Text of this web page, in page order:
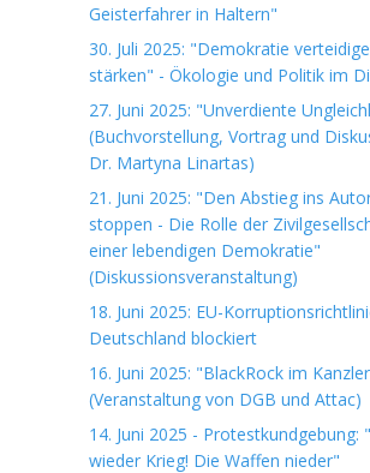
Geisterfahrer in Haltern"
30. Juli 2025: "Demokratie
stärken" - Ökologie und Politik im
27. Juni 2025: "Unverdiente
(Buchvorstellung, Vortrag und
Dr. Martyna Linartas)
21. Juni 2025: "Den Abstieg ins
stoppen - Die Rolle der
einer lebendigen Demokratie"
(Diskussionsveranstaltung)
18. Juni 2025: EU-
Deutschland blockiert
16. Juni 2025: "BlackRock im
(Veranstaltung von DGB und Attac)
14. Juni 2025 - Protestkundgebung:
wieder Krieg! Die Waffen nieder"